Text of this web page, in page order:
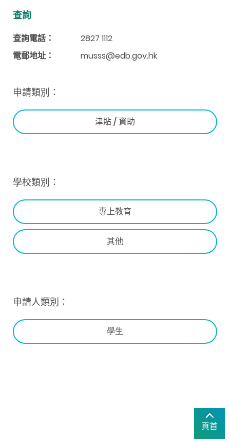
查詢
查詢電話：
2827 1112
電郵地址：
musss@edb.gov.hk
申請類別：
津貼 / 資助
學校類別：
專上教育
其他
申請人類別：
學生
頁首